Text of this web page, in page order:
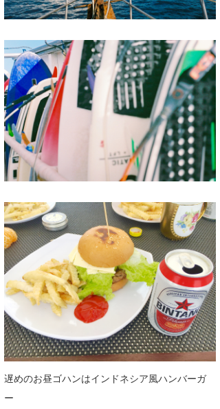
遅めのお昼ゴハンはインドネシア風ハンバーガ
ー